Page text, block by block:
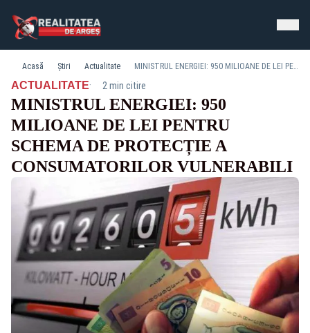
Acasă Știri Actualitate MINISTRUL ENERGIEI: 950 MILIOANE DE LEI PENTRU SCHEMA DE PROTECȚIE A CONSUMATORILOR VULNERABILI
ACTUALITATE· 2 min citire
MINISTRUL ENERGIEI: 950
MILIOANE DE LEI PENTRU
SCHEMA DE PROTECȚIE A
CONSUMATORILOR VULNERABILI